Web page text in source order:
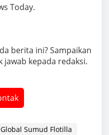
Today.
berita ini? Sampaikan
jawab kepada redaksi.
Global Sumud Flotilla